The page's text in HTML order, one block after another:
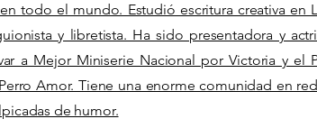
todo el mundo. Estudió escritura creativa en
y libretista. Ha sido presentadora y
a Mejor Miniserie Nacional por Victoria y el
Amor. Tiene una enorme comunidad en
de humor.